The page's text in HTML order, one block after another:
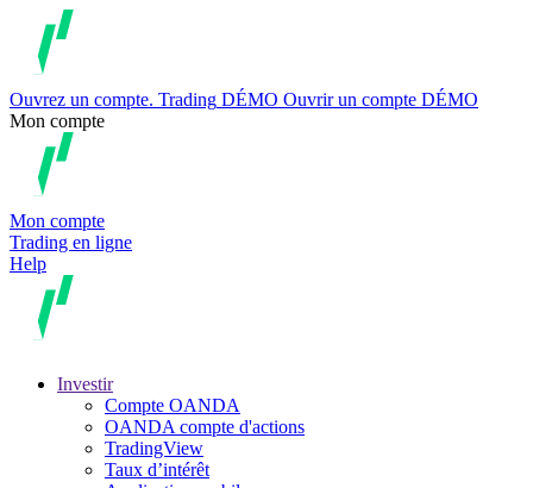
Ouvrez un compte. Trading DÉMO Ouvrir un compte DÉMO
Mon compte
Mon compte
Trading en ligne
Help
Investir
Compte OANDA
OANDA compte d'actions
TradingView
Taux d’intérêt